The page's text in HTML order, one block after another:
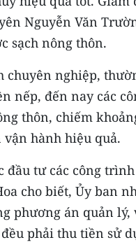
Nguyễn Văn
sạch nông thôn.
chuyên nghiệp,
nếp, đến nay các
thôn, chiếm
hành hiệu quả.
tư các công
cho biết, Ủy ban
phương án quản
phải thu tiền sử